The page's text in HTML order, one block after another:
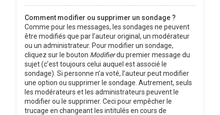
Comment modifier ou supprimer un sondage ?
Comme pour les messages, les sondages ne peuvent
être modifiés que par l’auteur original, un modérateur
ou un administrateur. Pour modifier un sondage,
cliquez sur le bouton Modifierdu premier message du
sujet (c’est toujours celui auquel est associé le
sondage). Si personne n’a voté, l’auteur peut modifier
une option ou supprimer le sondage. Autrement, seuls
les modérateurs et les administrateurs peuvent le
modifier ou le supprimer. Ceci pour empêcher le
trucage en changeant les intitulés en cours de